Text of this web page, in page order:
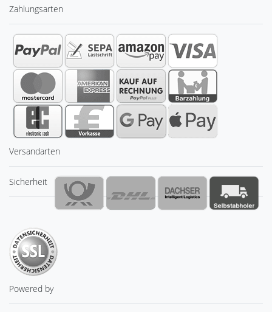
Zahlungsarten
Versandarten
Sicherheit
Powered by